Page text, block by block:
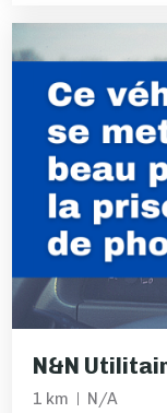
N&N
1 km N/A